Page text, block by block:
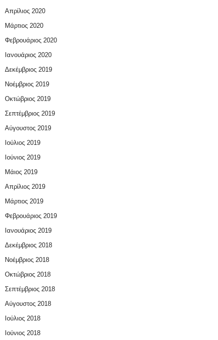
Απρίλιος 2020
Μάρτιος 2020
Φεβρουάριος 2020
Ιανουάριος 2020
Δεκέμβριος 2019
Νοέμβριος 2019
Οκτώβριος 2019
Σεπτέμβριος 2019
Αύγουστος 2019
Ιούλιος 2019
Ιούνιος 2019
Μάιος 2019
Απρίλιος 2019
Μάρτιος 2019
Φεβρουάριος 2019
Ιανουάριος 2019
Δεκέμβριος 2018
Νοέμβριος 2018
Οκτώβριος 2018
Σεπτέμβριος 2018
Αύγουστος 2018
Ιούλιος 2018
Ιούνιος 2018